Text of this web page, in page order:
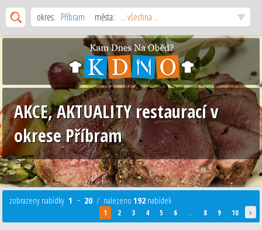
okres: Příbram města: ... všechna ...
AKCE, AKTUALITY restaurací v
okrese Příbram
zobrazeny nabídky1 − 20 / nalezeno192 nabídek
1 2 3 4 5 6 ... 8 9 10 ›